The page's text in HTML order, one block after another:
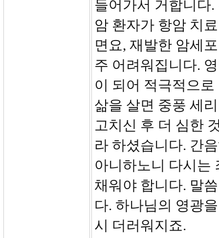
들어가서 거합니다
암 환자가 항암 치
면요, 재발한 암세
주 어려워집니다.
이 되어 적극적으
삶을 살면 중풍 세
고치신 후 더 심한
라 하셨습니다. 간
아니하노니 다시는
채워야 합니다. 말
다. 하나님의 영광
시 더러워지죠.